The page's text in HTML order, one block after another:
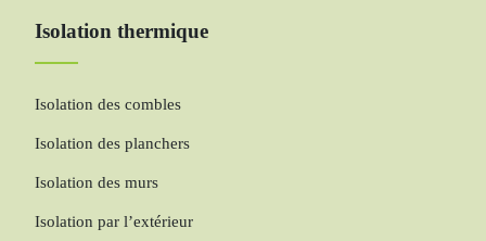
Isolation thermique
Isolation des combles
Isolation des planchers
Isolation des murs
Isolation par l’extérieur